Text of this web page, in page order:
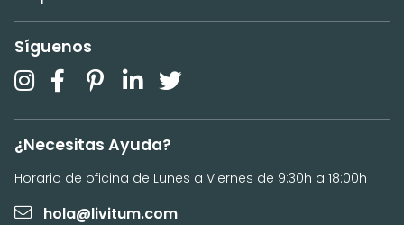
Síguenos
¿Necesitas Ayuda?
Horario de oficina de Lunes a Viernes de 9:30h a 18:00h
hola@livitum.com